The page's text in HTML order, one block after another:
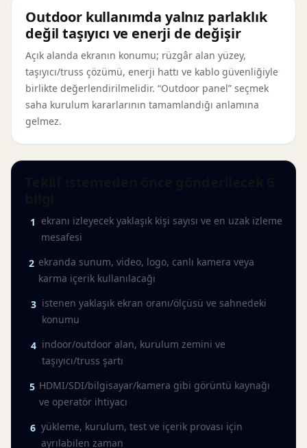
Outdoor kullanımda yalnız parlaklık
değil taşıyıcı ve enerji de değişir
Açık alanda ekranın konumu; rüzgâr alan yüzey,
taşıyıcı/truss çözümü, enerji hattı ve kablo güvenliğiyle
birlikte değerlendirilmelidir. “Outdoor panel” seçmek
saha kurulum kararlarının tamamlandığı anlamına
gelmez.
1 ekranı izleyecek yaklaşık kişi sayısı ve en uzak izleme
mesafesi
2 ekranda sunum, video, logo, canlı kamera veya
karma içerik kullanılacağı
3 istenen yaklaşık ekran oranı/ölçüsü ve sahnedeki
konumu
4 indoor/outdoor alan, kurulum zemini ve
taşıyıcı/truss şartı
5 HDMI/SDI/bilgisayar/kamera gibi görüntü kaynağı
ve operatör ihtiyacı
6 yükleme, kurulum, test ve içerik provası için
ayrılabilen zaman